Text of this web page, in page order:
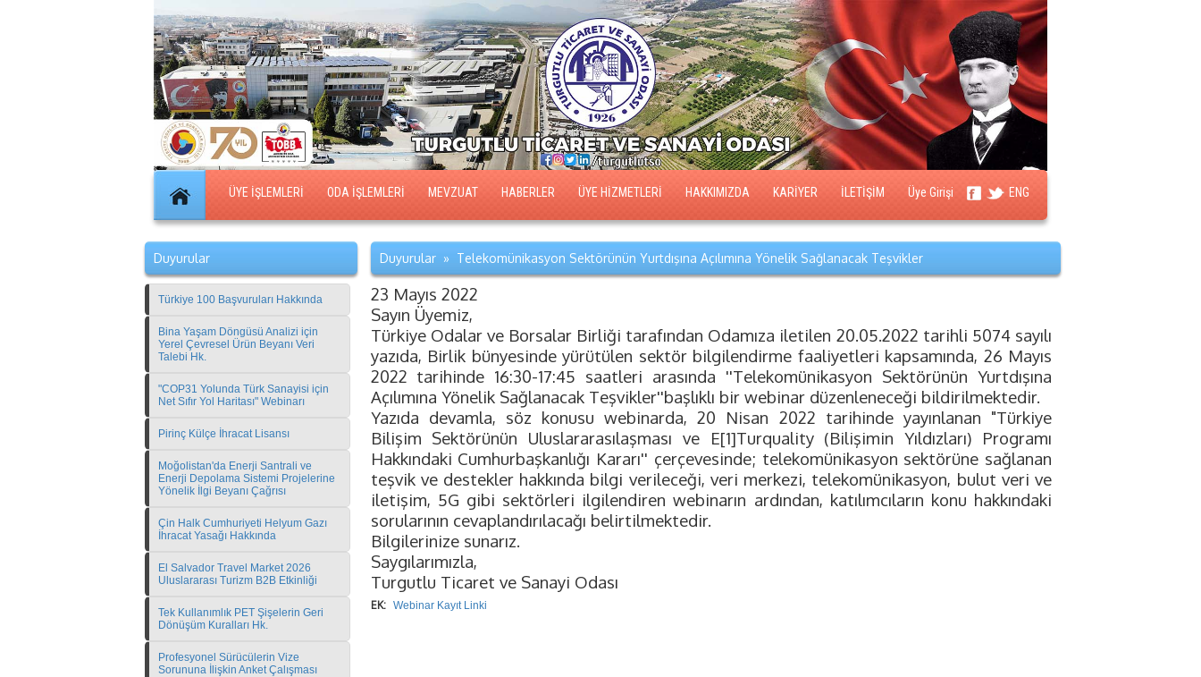
ÜYE İŞLEMLERİ ODA İŞLEMLERİ MEVZUAT HABERLER ÜYE HİZMETLERİ HAKKIMIZDA KARİYER İLETİŞİM Üye Girişi ENG
Duyurular
Türkiye 100 Başvuruları Hakkında
Bina Yaşam Döngüsü Analizi için
Yerel Çevresel Ürün Beyanı Veri
Talebi Hk.
"COP31 Yolunda Türk Sanayisi için
Net Sıfır Yol Haritası" Webinarı
Pirinç Külçe İhracat Lisansı
Moğolistan'da Enerji Santrali ve
Enerji Depolama Sistemi Projelerine
Yönelik İlgi Beyanı Çağrısı
Çin Halk Cumhuriyeti Helyum Gazı
İhracat Yasağı Hakkında
El Salvador Travel Market 2026
Uluslararası Turizm B2B Etkinliği
Tek Kullanımlık PET Şişelerin Geri
Dönüşüm Kuralları Hk.
Profesyonel Sürücülerin Vize
Sorununa İlişkin Anket Çalışması
Duyurular » Telekomünikasyon Sektörünün Yurtdışına Açılımına Yönelik Sağlanacak Teşvikler
23 Mayıs 2022
Sayın Üyemiz,
Türkiye Odalar ve Borsalar Birliği tarafından Odamıza iletilen 20.05.2022 tarihli 5074 sayılı
yazıda, Birlik bünyesinde yürütülen sektör bilgilendirme faaliyetleri kapsamında, 26 Mayıs
2022 tarihinde 16:30-17:45 saatleri arasında ''Telekomünikasyon Sektörünün Yurtdışına
Açılımına Yönelik Sağlanacak Teşvikler''başlıklı bir webinar düzenleneceği bildirilmektedir.
Yazıda devamla, söz konusu webinarda, 20 Nisan 2022 tarihinde yayınlanan "Türkiye
Bilişim Sektörünün Uluslararasılaşması ve E[1]Turquality (Bilişimin Yıldızları) Programı
Hakkındaki Cumhurbaşkanlığı Kararı'' çerçevesinde; telekomünikasyon sektörüne sağlanan
teşvik ve destekler hakkında bilgi verileceği, veri merkezi, telekomünikasyon, bulut veri ve
iletişim, 5G gibi sektörleri ilgilendiren webinarın ardından, katılımcıların konu hakkındaki
sorularının cevaplandırılacağı belirtilmektedir.
Bilgilerinize sunarız.
Saygılarımızla,
Turgutlu Ticaret ve Sanayi Odası
EK: Webinar Kayıt Linki